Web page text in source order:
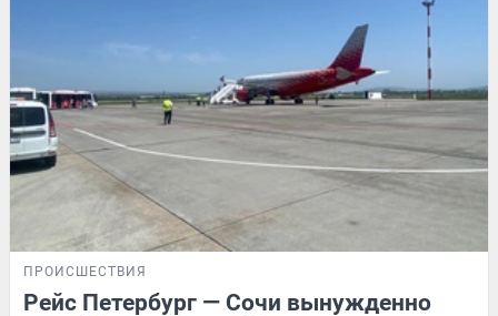
ПРОИСШЕСТВИЯ
Рейс Петербург — Сочи вынужденно